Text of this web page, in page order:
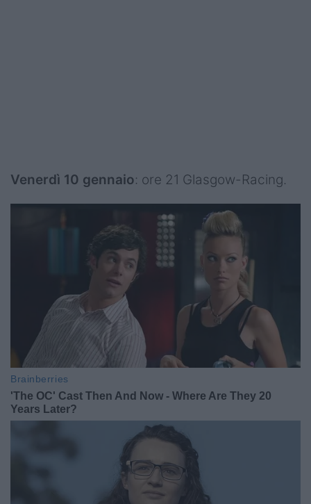
Venerdì 10 gennaio: ore 21 Glasgow-Racing.